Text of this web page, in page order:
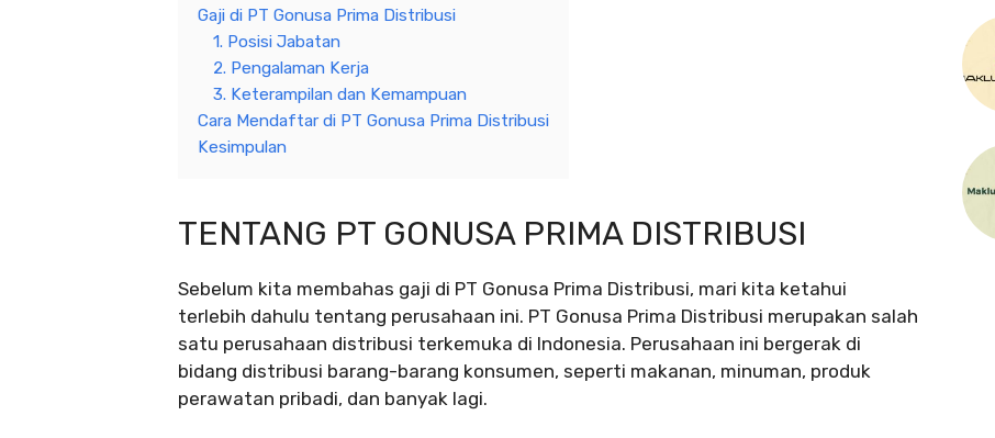
Gaji di PT Gonusa Prima Distribusi
1. Posisi Jabatan
2. Pengalaman Kerja
3. Keterampilan dan Kemampuan
Cara Mendaftar di PT Gonusa Prima Distribusi
Kesimpulan
TENTANG PT GONUSA PRIMA DISTRIBUSI
Sebelum kita membahas gaji di PT Gonusa Prima Distribusi, mari kita ketahui
terlebih dahulu tentang perusahaan ini. PT Gonusa Prima Distribusi merupakan salah
satu perusahaan distribusi terkemuka di Indonesia. Perusahaan ini bergerak di
bidang distribusi barang-barang konsumen, seperti makanan, minuman, produk
perawatan pribadi, dan banyak lagi.